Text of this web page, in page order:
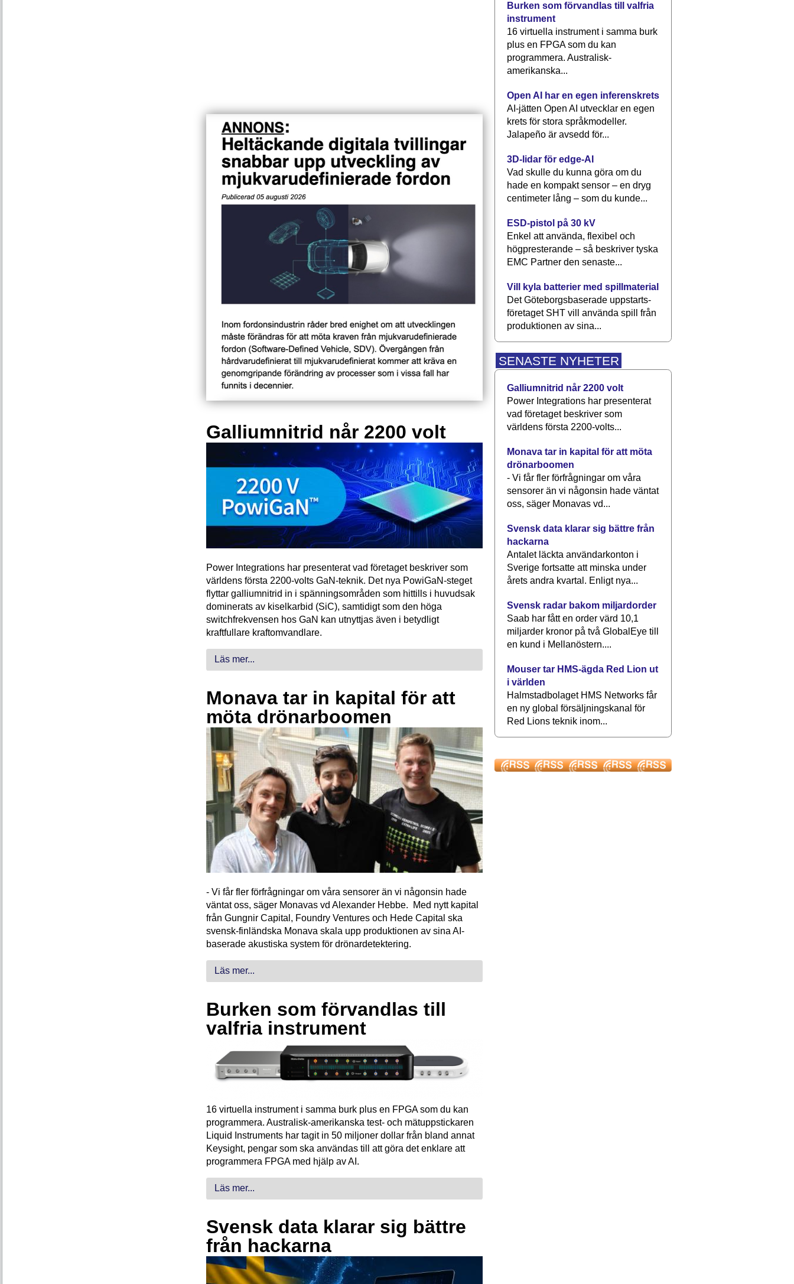
Galliumnitrid når 2200 volt
Power Integrations har presenterat vad företaget beskriver som
världens första 2200-volts GaN-teknik. Det nya PowiGaN-steget
flyttar galliumnitrid in i spänningsområden som hittills i huvudsak
dominerats av kiselkarbid (SiC), samtidigt som den höga
switchfrekvensen hos GaN kan utnyttjas även i betydligt
kraftfullare kraftomvandlare.
Läs mer...
Monava tar in kapital för att
möta drönarboomen
- Vi får fler förfrågningar om våra sensorer än vi någonsin hade
väntat oss, säger Monavas vd Alexander Hebbe. Med nytt kapital
från Gungnir Capital, Foundry Ventures och Hede Capital ska
svensk-finländska Monava skala upp produktionen av sina AI-
baserade akustiska system för drönardetektering.
Läs mer...
Burken som förvandlas till
valfria instrument
16 virtuella instrument i samma burk plus en FPGA som du kan
programmera. Australisk-amerikanska test- och mätuppstickaren
Liquid Instruments har tagit in 50 miljoner dollar från bland annat
Keysight, pengar som ska användas till att göra det enklare att
programmera FPGA med hjälp av AI.
Läs mer...
Svensk data klarar sig bättre
från hackarna
Burken som förvandlas till valfria
instrument
16 virtuella instrument i samma burk
plus en FPGA som du kan
programmera. Australisk-
amerikanska...
Open AI har en egen inferenskrets
AI-jätten Open AI utvecklar en egen
krets för stora språkmodeller.
Jalapeño är avsedd för...
3D-lidar för edge-AI
Vad skulle du kunna göra om du
hade en kompakt sensor – en dryg
centimeter lång – som du kunde...
ESD-pistol på 30 kV
Enkel att använda, flexibel och
högpresterande – så beskriver tyska
EMC Partner den senaste...
Vill kyla batterier med spillmaterial
Det Göteborgsbaserade upp­starts­
företaget SHT vill använda spill från
produktionen av sina...
SENASTE NYHETER
Galliumnitrid når 2200 volt
Power Integrations har presenterat
vad företaget beskriver som
världens första 2200-volts...
Monava tar in kapital för att möta
drönarboomen
- Vi får fler förfrågningar om våra
sensorer än vi någonsin hade väntat
oss, säger Monavas vd...
Svensk data klarar sig bättre från
hackarna
Antalet läckta användarkonton i
Sverige fortsatte att minska under
årets andra kvartal. Enligt nya...
Svensk radar bakom miljardorder
Saab har fått en order värd 10,1
miljarder kronor på två GlobalEye till
en kund i Mellanöstern....
Mouser tar HMS-ägda Red Lion ut
i världen
Halmstadbolaget HMS Networks får
en ny global försäljningskanal för
Red Lions teknik inom...